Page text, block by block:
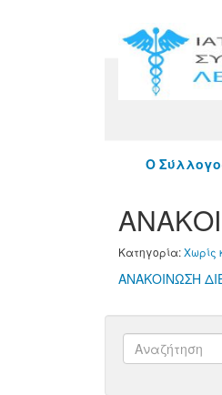
Ο
Κατηγορία:Χωρίς
ΑΝΑΚΟΙΝΩΣΗ